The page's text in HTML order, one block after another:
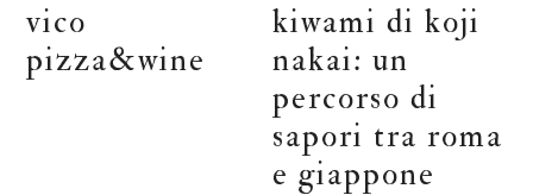
vico
pizza&wine
kiwami di koji
nakai: un
percorso di
sapori tra roma
e giappone